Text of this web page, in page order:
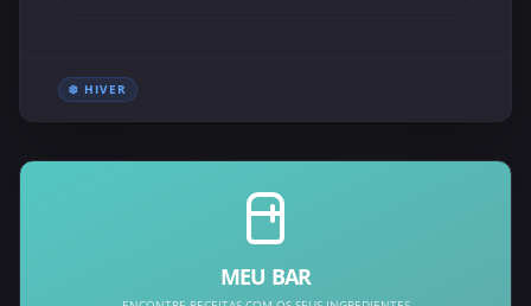
❄️ HIVER
MEU BAR